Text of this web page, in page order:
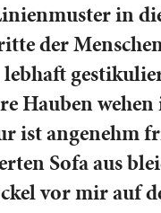
in
der
Hauben wehen
ist angenehm
Sofa aus
vor mir auf